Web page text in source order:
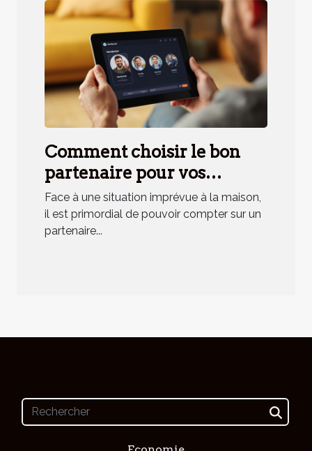
Comment choisir le bon
partenaire pour vos
urgences domestiques ?
Face à une situation imprévue à la maison,
il est primordial de pouvoir compter sur un
partenaire...